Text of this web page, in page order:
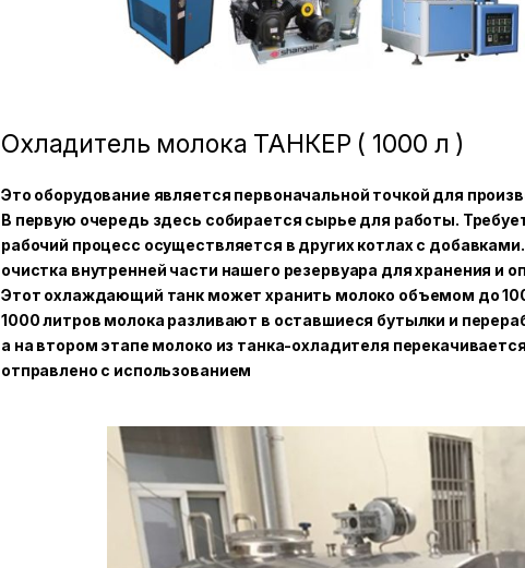
Охладитель молока ТАНКЕР ( 1000 л )
Это оборудование является первоначальной точкой для
В первую очередь здесь собирается сырье для работы.
рабочий процесс осуществляется в других котлах с
очистка внутренней части нашего резервуара для хранения и
Этот охлаждающий танк может хранить молоко объемом до
1000 литров молока разливают в оставшиеся бутылки и
а на втором этапе молоко из танка-охладителя
отправлено с использованием